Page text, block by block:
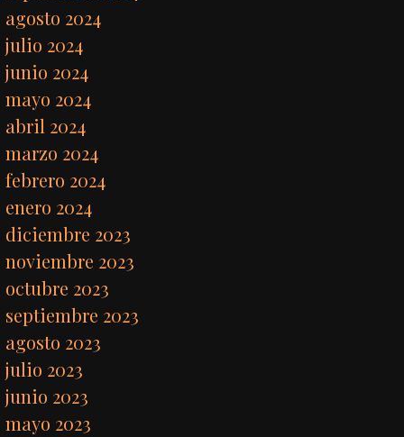
agosto 2024
julio 2024
junio 2024
mayo 2024
abril 2024
marzo 2024
febrero 2024
enero 2024
diciembre 2023
noviembre 2023
octubre 2023
septiembre 2023
agosto 2023
julio 2023
junio 2023
mayo 2023